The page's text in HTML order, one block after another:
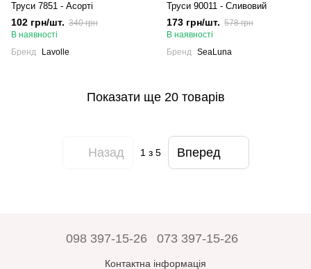
Труси 7851 - Асорті
102 грн/шт. 340 грн
В наявності
Бренд
Lavolle
Труси 90011 - Сливовий
173 грн/шт. 578 грн
В наявності
Бренд SeaLuna
Показати ще 20 товарів
Назад 1 з 5 Вперед
098 397-15-26 073 397-15-26
Контактна інформація